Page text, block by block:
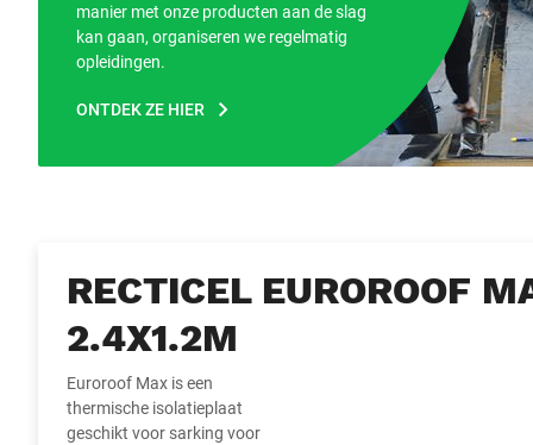
manier met onze producten aan de slag
kan gaan, organiseren we regelmatig
opleidingen.
ONTDEK ZE HIER
RECTICEL EUROROOF
2.4X1.2M
Euroroof Max is een
thermische isolatieplaat
geschikt voor sarking voor